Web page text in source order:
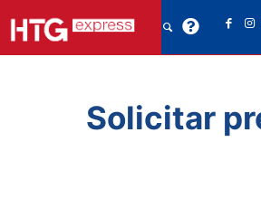
Solicitar